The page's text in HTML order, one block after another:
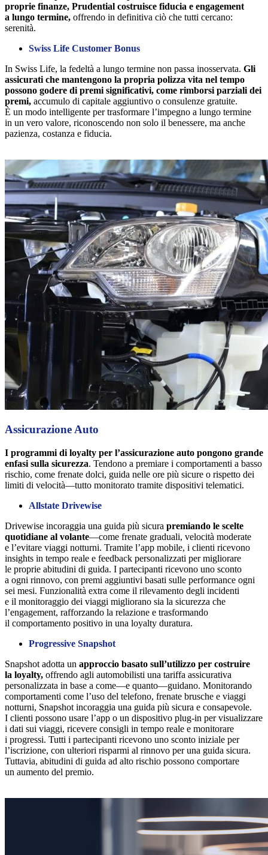
proprie finanze, Prudential costruisce fiducia e engagement
a lungo termine, offrendo in definitiva ciò che tutti cercano:
serenità.
Swiss Life Customer Bonus
In Swiss Life, la fedeltà a lungo termine non passa inosservata. Gli
assicurati che mantengono la propria polizza vita nel tempo
possono godere di premi significativi, come rimborsi parziali dei
premi, accumulo di capitale aggiuntivo o consulenze gratuite.
È un modo intelligente per trasformare l’impegno a lungo termine
in un vero valore, riconoscendo non solo il benessere, ma anche
pazienza, costanza e fiducia.
Assicurazione Auto
I programmi di loyalty per l’assicurazione auto pongono grande
enfasi sulla sicurezza. Tendono a premiare i comportamenti a basso
rischio, come frenate dolci, guida nelle ore più sicure o rispetto dei
limiti di velocità—tutto monitorato tramite dispositivi telematici.
Allstate Drivewise
Drivewise incoraggia una guida più sicura premiando le scelte
quotidiane al volante—come frenate graduali, velocità moderate
e l’evitare viaggi notturni. Tramite l’app mobile, i clienti ricevono
insights in tempo reale e feedback personalizzati per migliorare
le proprie abitudini di guida. I partecipanti ricevono uno sconto
a ogni rinnovo, con premi aggiuntivi basati sulle performance ogni
sei mesi. Funzionalità extra come il rilevamento degli incidenti
e il monitoraggio dei viaggi migliorano sia la sicurezza che
l’engagement, rafforzando la relazione e trasformando
il comportamento positivo in una loyalty duratura.
Progressive Snapshot
Snapshot adotta un approccio basato sull’utilizzo per costruire
la loyalty, offrendo agli automobilisti una tariffa assicurativa
personalizzata in base a come—e quanto—guidano. Monitorando
comportamenti come l’uso del telefono, frenate brusche e viaggi
notturni, Snapshot incoraggia una guida più sicura e consapevole.
I clienti possono usare l’app o un dispositivo plug-in per visualizzare
i dati sui viaggi, ricevere consigli in tempo reale e monitorare
i progressi. Tutti i partecipanti ricevono uno sconto iniziale per
l’iscrizione, con ulteriori risparmi al rinnovo per una guida sicura.
Tuttavia, abitudini di guida ad alto rischio possono comportare
un aumento del premio.